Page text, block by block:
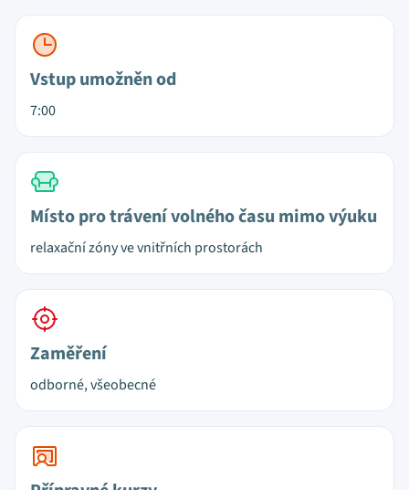
Vstup umožněn od
7:00
Místo pro trávení volného času mimo výuku
relaxační zóny ve vnitřních prostorách
Zaměření
odborné, všeobecné